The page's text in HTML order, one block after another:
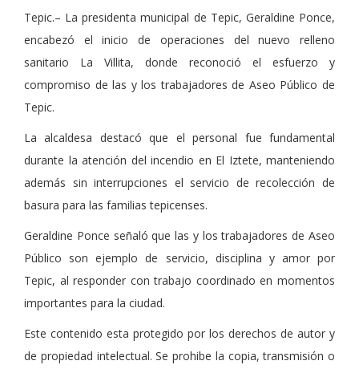
Tepic.– La presidenta municipal de Tepic, Geraldine Ponce,
encabezó el inicio de operaciones del nuevo relleno
sanitario La Villita, donde reconoció el esfuerzo y
compromiso de las y los trabajadores de Aseo Público de
Tepic.
La alcaldesa destacó que el personal fue fundamental
durante la atención del incendio en El Iztete, manteniendo
además sin interrupciones el servicio de recolección de
basura para las familias tepicenses.
Geraldine Ponce señaló que las y los trabajadores de Aseo
Público son ejemplo de servicio, disciplina y amor por
Tepic, al responder con trabajo coordinado en momentos
importantes para la ciudad.
Este contenido esta protegido por los derechos de autor y
de propiedad intelectual. Se prohibe la copia, transmisión o